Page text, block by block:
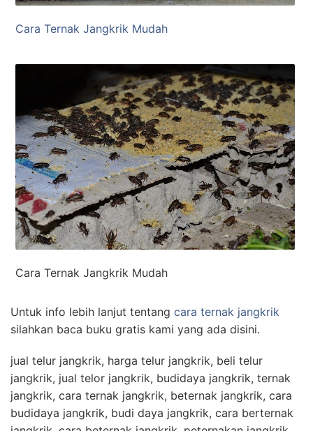
Cara Ternak Jangkrik Mudah
Cara Ternak Jangkrik Mudah
Untuk info lebih lanjut tentang cara ternak jangkrik
silahkan baca buku gratis kami yang ada disini.
jual telur jangkrik, harga telur jangkrik, beli telur
jangkrik, jual telor jangkrik, budidaya jangkrik, ternak
jangkrik, cara ternak jangkrik, beternak jangkrik, cara
budidaya jangkrik, budi daya jangkrik, cara berternak